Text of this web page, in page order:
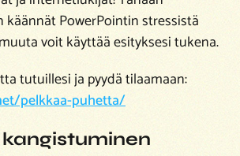
käännät PowerPointin stressistä
voit käyttää esityksesi tukena.
tutuillesi ja pyydä tilaamaan:
pelkkaa-puhetta/